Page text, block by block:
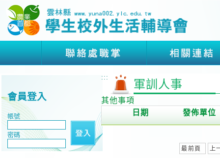
會員登入
帳號
密碼
:::
軍訓人事
其他事項
日期
發佈單位
最前頁 上